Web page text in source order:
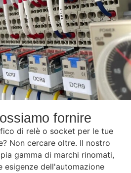
fornire
di relè o socket per le tue
Non cercare oltre. Il nostro
gamma di marchi rinomati,
esigenze dell'automazione